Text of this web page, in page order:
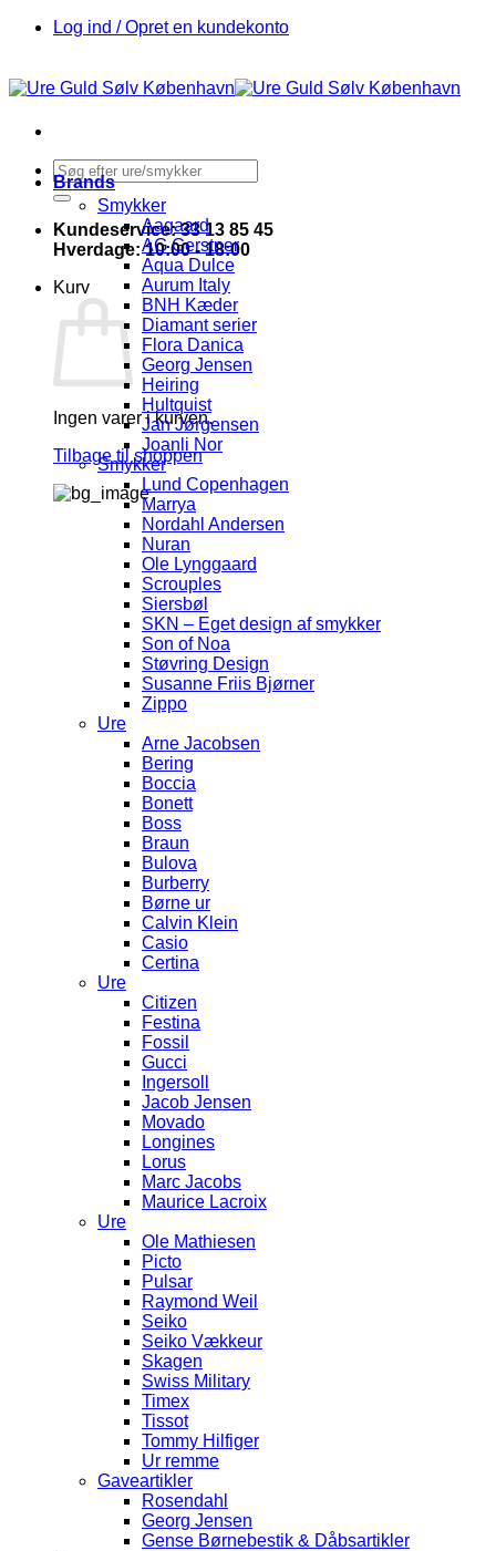
FortsætLog ind / Opret en kundekonto
Søg
efter:
Kundeservice: 33 13 85 45
Hverdage: 10:00 - 18:00
Kurv
Ingen varer i kurven.
Tilbage til shoppen
Brands
Smykker
Aagaard
AG Gerstner
Aqua Dulce
Aurum Italy
BNH Kæder
Diamant serier
Flora Danica
Georg Jensen
Heiring
Hultquist
Jan Jørgensen
Joanli Nor
Smykker
Lund Copenhagen
Marrya
Nordahl Andersen
Nuran
Ole Lynggaard
Scrouples
Siersbøl
SKN – Eget design af smykker
Son of Noa
Støvring Design
Susanne Friis Bjørner
Zippo
Ure
Arne Jacobsen
Bering
Boccia
Bonett
Boss
Braun
Bulova
Burberry
Børne ur
Calvin Klein
Casio
Certina
Ure
Citizen
Festina
Fossil
Gucci
Ingersoll
Jacob Jensen
Movado
Longines
Lorus
Marc Jacobs
Maurice Lacroix
Ure
Ole Mathiesen
Picto
Pulsar
Raymond Weil
Seiko
Seiko Vækkeur
Skagen
Swiss Military
Timex
Tissot
Tommy Hilfiger
Ur remme
Gaveartikler
Rosendahl
Georg Jensen
Gense Børnebestik & Dåbsartikler